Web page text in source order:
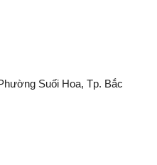
Suối Hoa, Tp. Bắc